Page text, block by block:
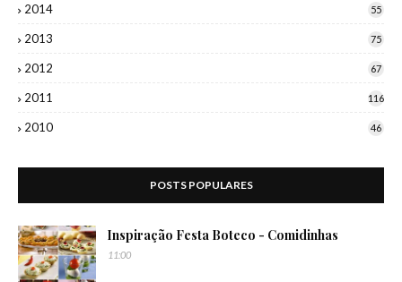
2014 55
2013 75
2012 67
2011 116
2010 46
POSTS POPULARES
Inspiração Festa Boteco - Comidinhas
11:00